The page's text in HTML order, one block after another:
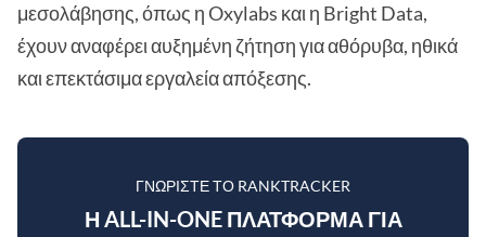
μεσολάβησης, όπως η Oxylabs και η Bright Data,
έχουν αναφέρει αυξημένη ζήτηση για αθόρυβα, ηθικά
και επεκτάσιμα εργαλεία απόξεσης.
ΓΝΩΡΊΣΤΕ ΤΟ RANKTRACKER
Η ALL-IN-ONE ΠΛΑΤΦΌΡΜΑ ΓΙΑ